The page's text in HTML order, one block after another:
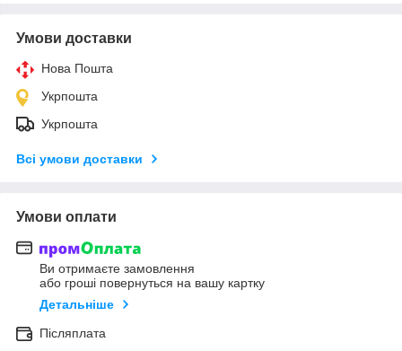
Умови доставки
Нова Пошта
Укрпошта
Укрпошта
Всі умови доставки
Умови оплати
Ви отримаєте замовлення
або гроші повернуться на вашу картку
Детальніше
Післяплата